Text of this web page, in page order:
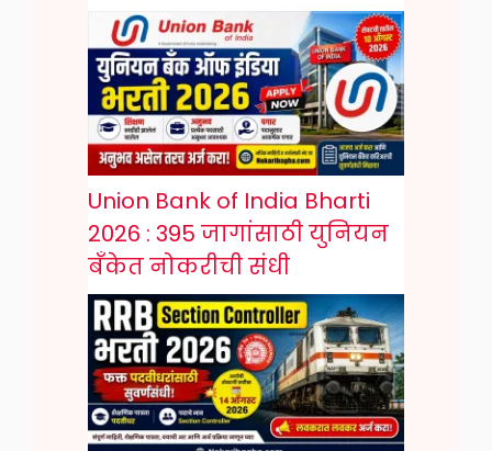
Union Bank of India Bharti
2026 : 395 जागांसाठी युनियन
बँकेत नोकरीची संधी